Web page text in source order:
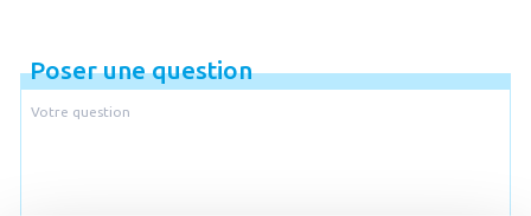
Poser une question